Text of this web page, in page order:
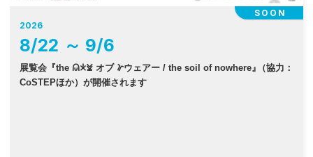
SOON
2026
8/22 ～ 9/6
展覧会『the 𐠫𐠂𐠓 オブ 𐠜ウェアー / the soil of nowhere 』
（協力：
CoSTEPほか）が開催されます